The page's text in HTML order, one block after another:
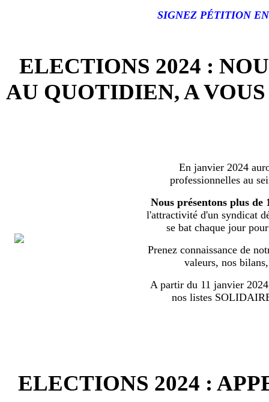
SIGNEZ PÉTITION
ELECTIONS 2024 :
AU QUOTIDIEN, A
En janvier 2024
professionnelles au
Nous présentons plus de
l'attractivité d'un syndicat
se bat chaque jour
Prenez connaissance de
valeurs, nos
A partir du 11 janvier
nos listes
ELECTIONS 2024 :